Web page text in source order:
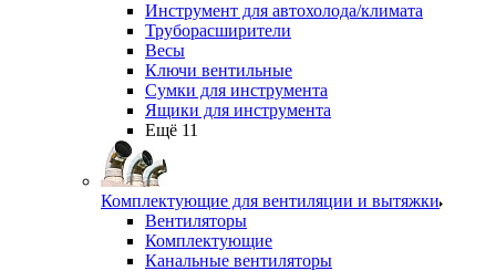
Инструмент для автохолода/климата
Труборасширители
Весы
Ключи вентильные
Сумки для инструмента
Ящики для инструмента
Ещё 11
Комплектующие для вентиляции и вытяжки
Вентиляторы
Комплектующие
Канальные вентиляторы